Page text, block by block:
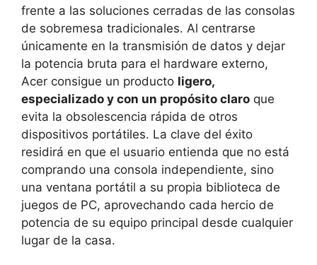
frente a las soluciones cerradas de las consolas
de sobremesa tradicionales. Al centrarse
únicamente en la transmisión de datos y dejar
la potencia bruta para el hardware externo,
Acer consigue un producto ligero,
especializado y con un propósito claro que
evita la obsolescencia rápida de otros
dispositivos portátiles. La clave del éxito
residirá en que el usuario entienda que no está
comprando una consola independiente, sino
una ventana portátil a su propia biblioteca de
juegos de PC, aprovechando cada hercio de
potencia de su equipo principal desde cualquier
lugar de la casa.